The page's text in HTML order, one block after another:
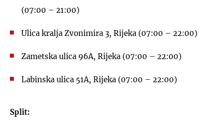
(07:00 – 21:00)
Ulica kralja Zvonimira 3, Rijeka (07:00 – 22:00)
Zametska ulica 96A, Rijeka (07:00 – 22:00)
Labinska ulica 51A, Rijeka (07:00 – 22:00)
Split: